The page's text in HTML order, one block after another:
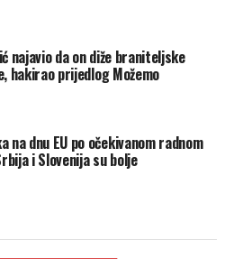
najavio da on diže braniteljske
hakirao prijedlog Možemo
na dnu EU po očekivanom radnom
i Slovenija su bolje